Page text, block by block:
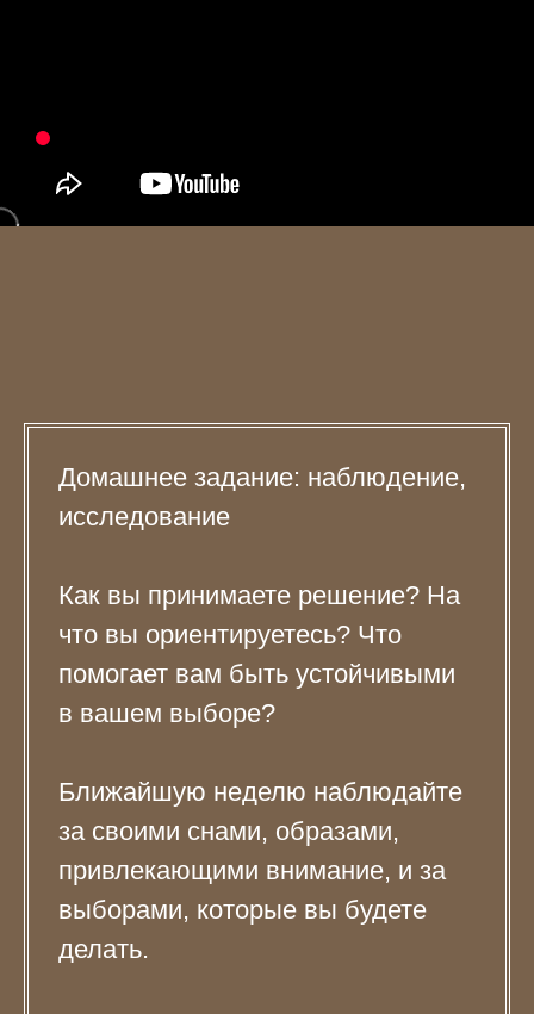
Домашнее задание: наблюдение,
исследование
Как вы принимаете решение? На
что вы ориентируетесь? Что
помогает вам быть устойчивыми
в вашем выборе?
Ближайшую неделю наблюдайте
за своими снами, образами,
привлекающими внимание, и за
выборами, которые вы будете
делать.